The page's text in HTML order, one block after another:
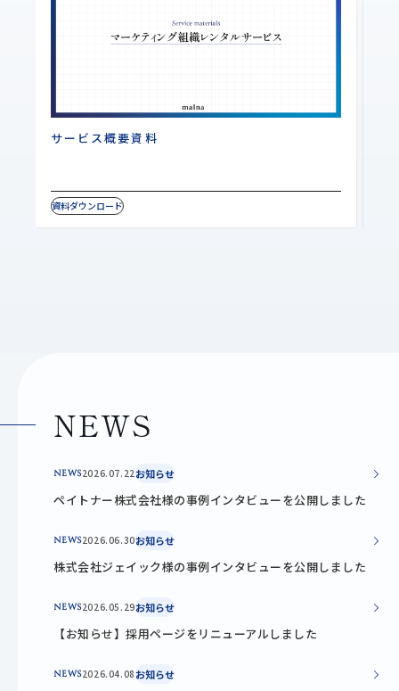
サービス概要資料
資料ダウンロード
NEWS
NEWS2026.07.22お知らせ
ペイトナー株式会社様の事例インタビューを公開しました
NEWS2026.06.30お知らせ
株式会社ジェイック様の事例インタビューを公開しました
NEWS2026.05.29お知らせ
【お知らせ】採用ページをリニューアルしました
NEWS2026.04.08お知らせ